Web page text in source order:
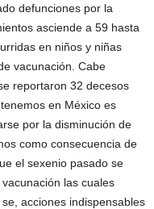
defunciones por la
asciende a 59 hasta
en niños y niñas
vacunación. Cabe
reportaron 32 decesos
en México es
por la disminución de
como consecuencia de
el sexenio pasado se
las cuales
acciones indispensables